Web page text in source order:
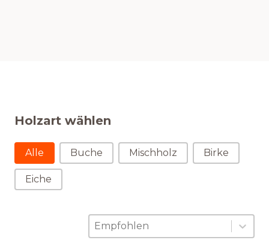
Holzart wählen
Holzart wählen
Alle Buche Mischholz Birke
Eiche
Sortierung
Sort content
Sort content